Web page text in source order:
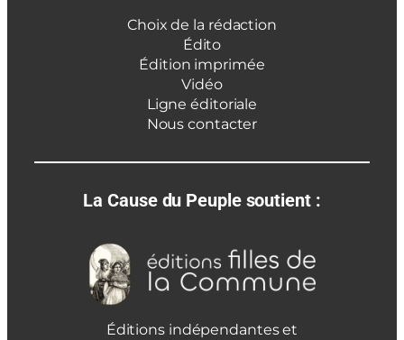
Choix de la rédaction
Édito
Édition imprimée
Vidéo
Ligne éditoriale
Nous contacter
La Cause du Peuple soutient :
Éditions indépendantes et